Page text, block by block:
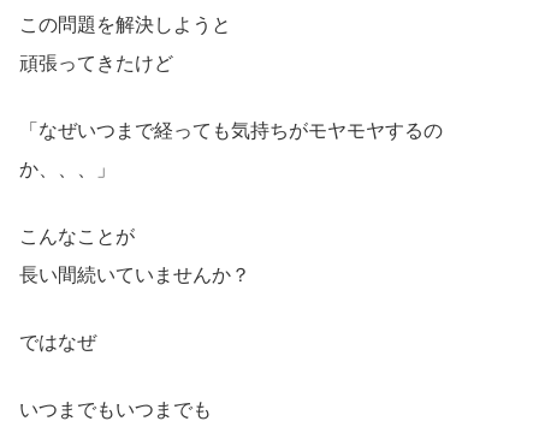
この問題を解決しようと
頑張ってきたけど
「なぜいつまで経っても気持ちがモヤモヤするの
か、、、」
こんなことが
長い間続いていませんか？
ではなぜ
いつまでもいつまでも